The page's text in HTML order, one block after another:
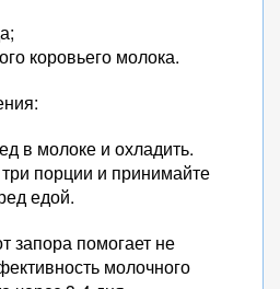
коровьего молока.
в молоке и охладить.
порции и принимайте
едой.
запора помогает не
молочного